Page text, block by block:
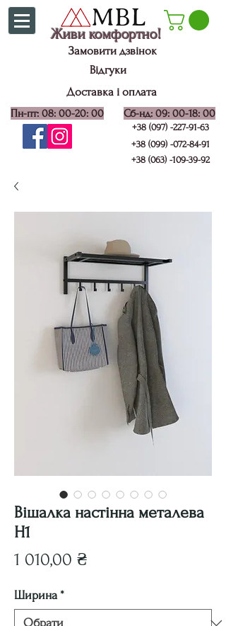
Живи комфортно!
Замовити дзвінок
Відгуки
Доставка і оплата
Пн-пт: 08: 00-20: 00 Сб-нд: 09: 00-18: 00
+38 (099) -072-84-91
+38 (097) -227-91-63
+38 (063) -109-39-92
Вішалка настінна металева
Н1
1 010,00 ₴Ціна
Ширина *